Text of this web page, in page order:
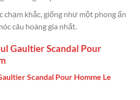
khắc, giống như một phong ấn
câu hoàng gia nhất.
Gaultier Scandal Pour
Scandal Pour Homme Le